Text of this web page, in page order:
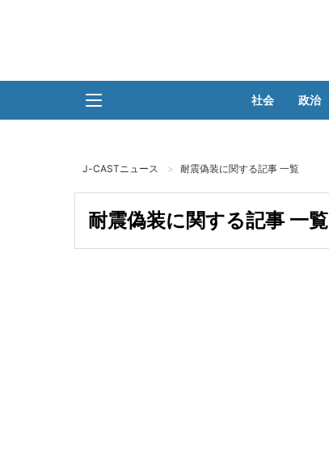
社会 政治
J-CASTニュース 耐震偽装に関する記事 一覧
耐震偽装に関する記事 一覧